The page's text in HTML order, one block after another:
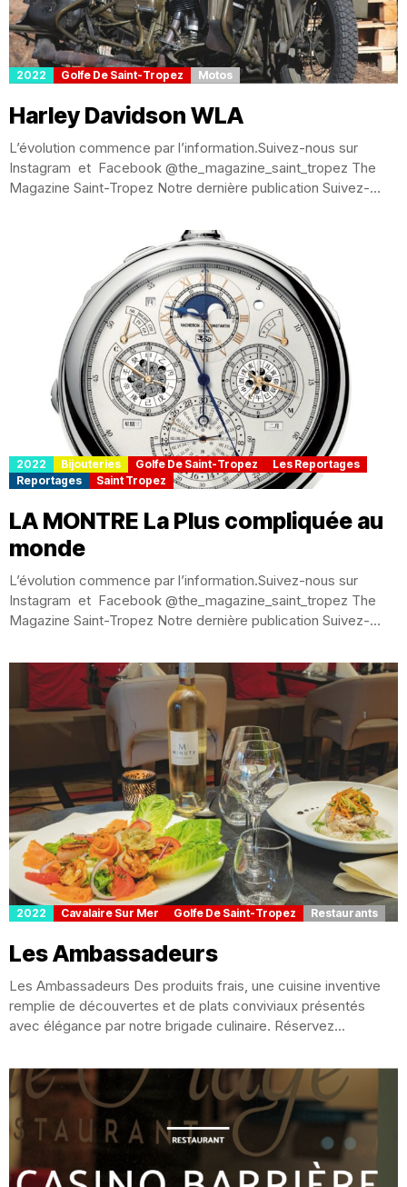
2022 Golfe De Saint-Tropez Motos
Harley Davidson WLA
L’évolution commence par l’information.Suivez-nous sur
Instagram et Facebook @the_magazine_saint_tropez The
Magazine Saint-Tropez Notre dernière publication Suivez-
2022 Bijouteries Golfe De Saint-Tropez
Les Reportages
Reportages
Saint Tropez
LA MONTRE La Plus compliquée au
monde
L’évolution commence par l’information.Suivez-nous sur
Instagram et Facebook @the_magazine_saint_tropez The
Magazine Saint-Tropez Notre dernière publication Suivez-
Constantin...
2022 Cavalaire Sur Mer Golfe De Saint-Tropez Restaurants
Les Ambassadeurs
Les Ambassadeurs Des produits frais, une cuisine inventive
remplie de découvertes et de plats conviviaux présentés
avec élégance par notre brigade culinaire. Réservez...